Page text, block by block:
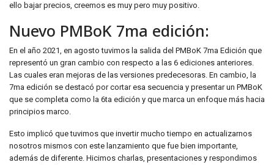
ello bajar precios, creemos es muy pero muy positivo.
Nuevo PMBoK 7ma edición:
En el año 2021, en agosto tuvimos la salida del PMBoK 7ma Edición que
representó un gran cambio con respecto a las 6 ediciones anteriores.
Las cuales eran mejoras de las versiones predecesoras. En cambio, la
7ma edición se destacó por cortar esa secuencia y presentar un PMBoK
que se completa como la 6ta edición y que marca un enfoque más hacia
principios marco.
Esto implicó que tuvimos que invertir mucho tiempo en actualizarnos
nosotros mismos con este lanzamiento que fue bien importante,
además de diferente. Hicimos charlas, presentaciones y respondimos